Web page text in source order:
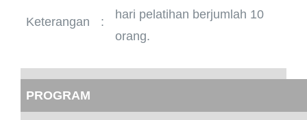
Keterangan :
hari pelatihan berjumlah 10
orang.
PROGRAM